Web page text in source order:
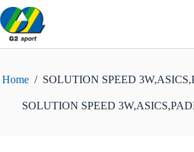
Salta
al
contenuto
Home / SOLUTION SPEED
SOLUTION SPEED